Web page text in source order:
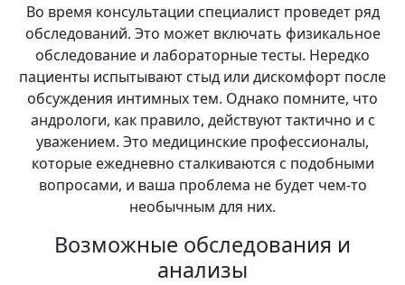
Во время консультации специалист проведет ряд
обследований. Это может включать физикальное
обследование и лабораторные тесты. Нередко
пациенты испытывают стыд или дискомфорт после
обсуждения интимных тем. Однако помните, что
андрологи, как правило, действуют тактично и с
уважением. Это медицинские профессионалы,
которые ежедневно сталкиваются с подобными
вопросами, и ваша проблема не будет чем-то
необычным для них.
Возможные обследования и
анализы